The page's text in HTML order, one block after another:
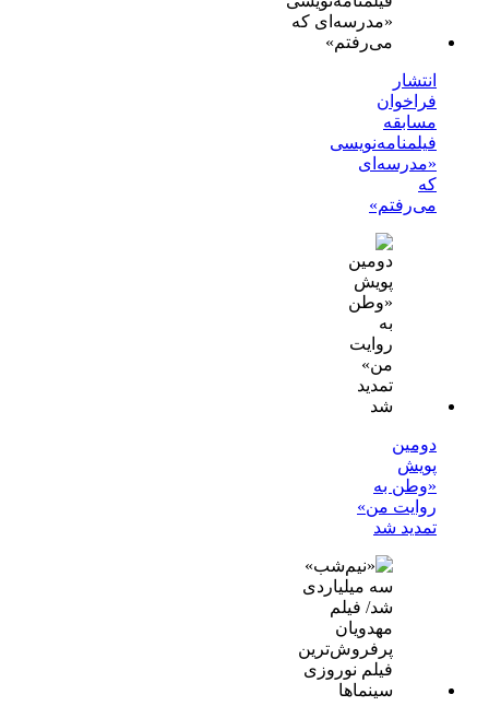
انتشار
فراخوان
مسابقه
فیلمنامه‌نویسی
«مدرسه‌ای
که
می‌رفتم»
دومین
پویش
«وطن به
روایت من»
تمدید شد